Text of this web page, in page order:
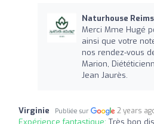
Naturhouse
Merci Mme Hugé
ainsi que votre
nos rendez-vous
Marion,
Jean Jaurès.
Virginie Publiée sur 2 years
Expérience fantastique: Très bon